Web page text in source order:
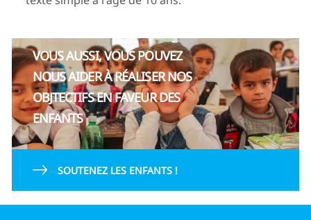
VOUS AUSSI, VOUS POUVEZ
NOUS AIDER À RÉALISER NOS
OBJTECTIFS EN FAVEUR DES
ENFANTS
SOUTENEZ LES ENFANTS !